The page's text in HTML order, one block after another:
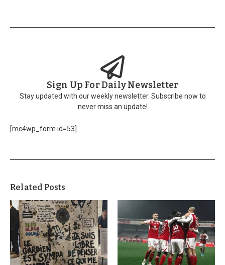
Sign Up For Daily Newsletter
Stay updated with our weekly newsletter. Subscribe now to
never miss an update!
[mc4wp_form id=53]
Related Posts